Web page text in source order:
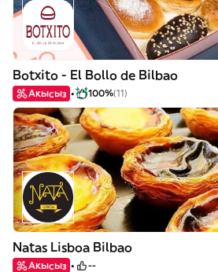
Botxito - El Bollo de Bilbao
Акысыз 100%(11)
Natas Lisboa Bilbao
Акысыз --